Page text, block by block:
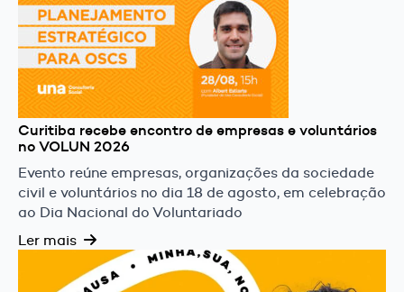
Curitiba recebe encontro de empresas e voluntários
no VOLUN 2026
Evento reúne empresas, organizações da sociedade
civil e voluntários no dia 18 de agosto, em celebração
ao Dia Nacional do Voluntariado
Ler mais